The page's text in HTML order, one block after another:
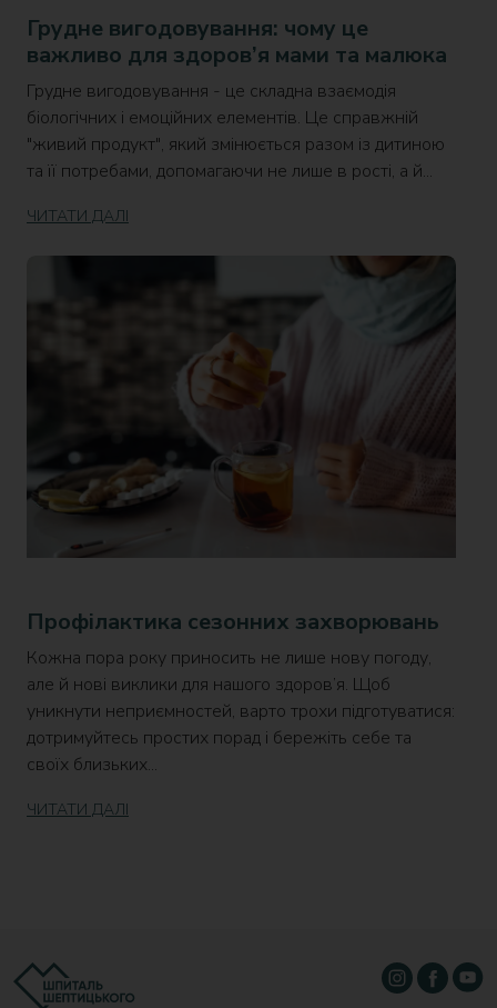
Грудне вигодовування: чому це
важливо для здоров’я мами та малюка
Грудне вигодовування - це складна взаємодія
біологічних і емоційних елементів. Це справжній
"живий продукт", який змінюється разом із дитиною
та її потребами, допомагаючи не лише в рості, а й...
ЧИТАТИ ДАЛІ
Профілактика сезонних захворювань
Кожна пора року приносить не лише нову погоду,
але й нові виклики для нашого здоров’я. Щоб
уникнути неприємностей, варто трохи підготуватися:
дотримуйтесь простих порад і бережіть себе та
своїх близьких...
ЧИТАТИ ДАЛІ